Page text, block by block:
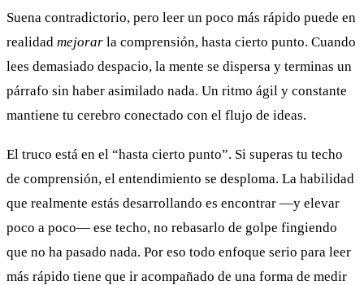
Suena contradictorio, pero leer un poco más rápido puede en
realidad mejorar la comprensión, hasta cierto punto. Cuando
lees demasiado despacio, la mente se dispersa y terminas un
párrafo sin haber asimilado nada. Un ritmo ágil y constante
mantiene tu cerebro conectado con el flujo de ideas.
El truco está en el “hasta cierto punto”. Si superas tu techo
de comprensión, el entendimiento se desploma. La habilidad
que realmente estás desarrollando es encontrar —y elevar
poco a poco— ese techo, no rebasarlo de golpe fingiendo
que no ha pasado nada. Por eso todo enfoque serio para leer
más rápido tiene que ir acompañado de una forma de medir